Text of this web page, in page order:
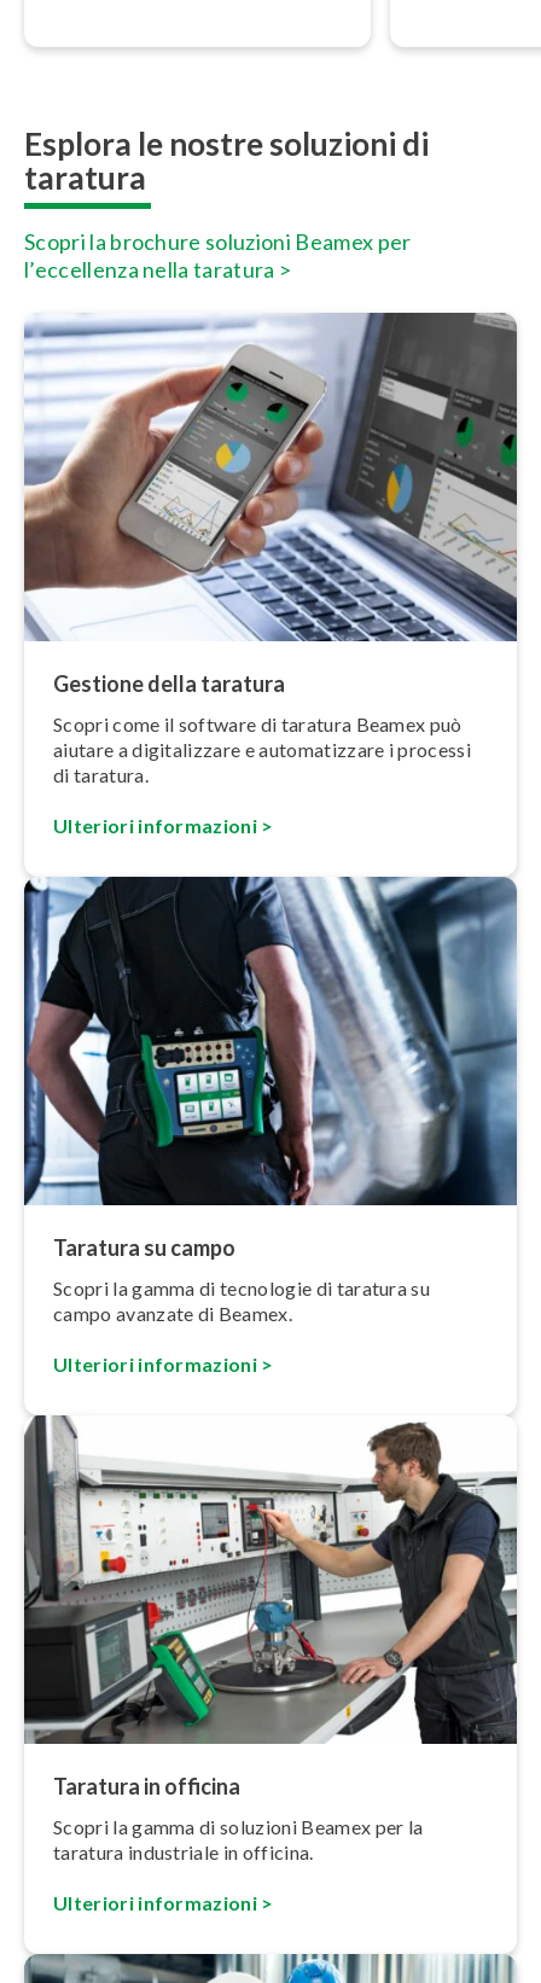
Esplora le nostre soluzioni di
taratura
Scopri la brochure soluzioni Beamex per
l’eccellenza nella taratura >
Gestione della taratura
Scopri come il software di taratura Beamex può
aiutare a di­gi­ta­liz­za­re e au­to­ma­tiz­za­re i processi
di taratura.
Ulteriori in­for­ma­zio­ni >
Taratura su campo
Scopri la gamma di tecnologie di taratura su
campo avanzate di Beamex.
Ulteriori in­for­ma­zio­ni >
Taratura in officina
Scopri la gamma di soluzioni Beamex per la
taratura industriale in officina.
Ulteriori in­for­ma­zio­ni >